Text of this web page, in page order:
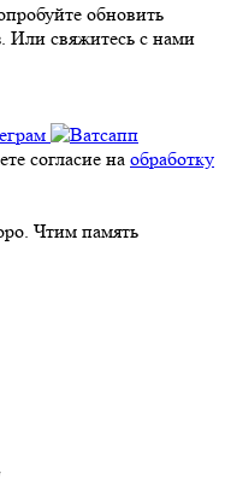
обновить
Или свяжитесь с нами
согласие на обработку
Чтим память